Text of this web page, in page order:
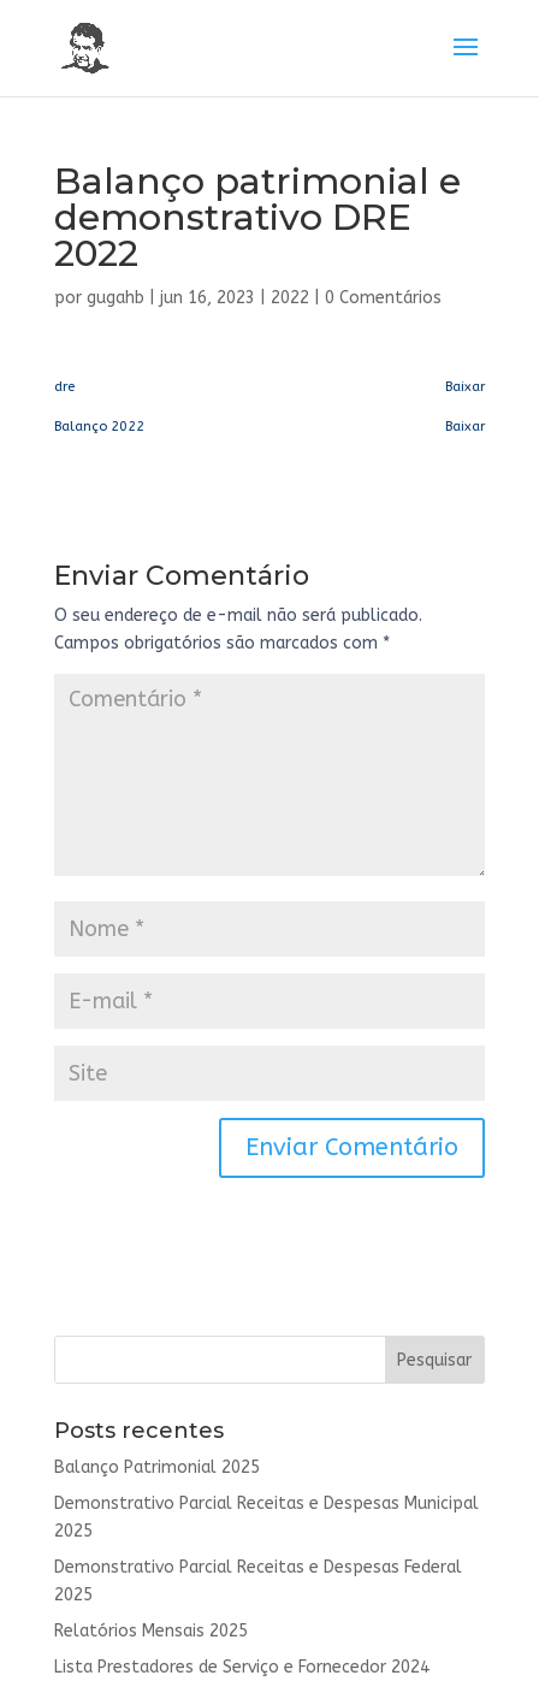
Balanço patrimonial e
demonstrativo DRE
2022
por gugahb jun 16, 2023 2022 0 Comentários
dre Baixar
Balanço 2022 Baixar
Enviar Comentário
O seu endereço de e-mail não será publicado.
Campos obrigatórios são marcados com *
Posts recentes
Balanço Patrimonial 2025
Demonstrativo Parcial Receitas e Despesas Municipal
2025
Demonstrativo Parcial Receitas e Despesas Federal
2025
Relatórios Mensais 2025
Lista Prestadores de Serviço e Fornecedor 2024